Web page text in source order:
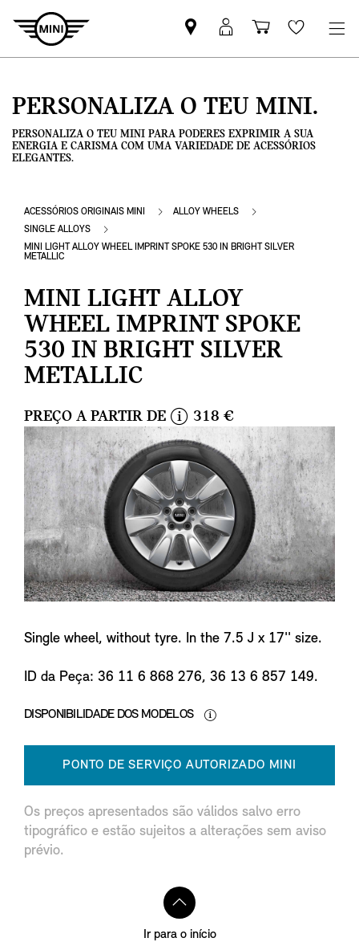
Pesquisar
parceiro
Iniciar
sessão
Carrinho
de
Wishlist
PERSONALIZA O TEU MINI.
PERSONALIZA O TEU MINI PARA PODERES EXPRIMIR A SUA
ENERGIA E CARISMA COM UMA VARIEDADE DE ACESSÓRIOS
ELEGANTES.
ACESSÓRIOS ORIGINAIS MINI
ALLOY WHEELS
SINGLE ALLOYS
MINI LIGHT ALLOY WHEEL IMPRINT SPOKE 530 IN BRIGHT SILVER
METALLIC
MINI LIGHT ALLOY
WHEEL IMPRINT SPOKE
530 IN BRIGHT SILVER
METALLIC
PREÇO A PARTIR DE
i
n
f
o
318 €
Single wheel, without tyre. In the 7.5 J x 17'' size.
ID da Peça: 36 11 6 868 276, 36 13 6 857 149.
DISPONIBILIDADE DOS MODELOS
PONTO DE SERVIÇO AUTORIZADO MINI
Os preços apresentados são válidos salvo erro
tipográfico e estão sujeitos a alterações sem aviso
prévio.
Ir para o início